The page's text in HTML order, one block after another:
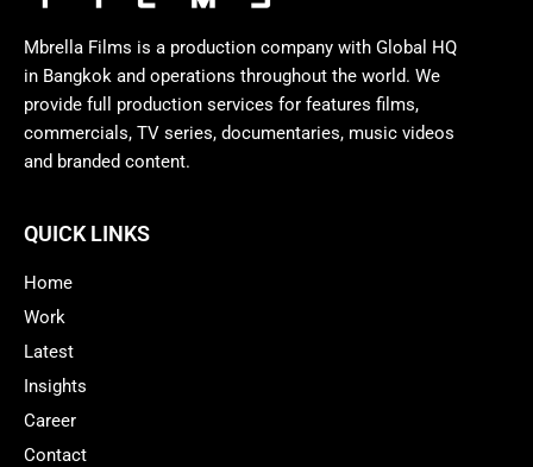
Mbrella Films is a production company with Global HQ
in Bangkok and operations throughout the world. We
provide full production services for features films,
commercials, TV series, documentaries, music videos
and branded content.
QUICK LINKS
Home
Work
Latest
Insights
Career
Contact